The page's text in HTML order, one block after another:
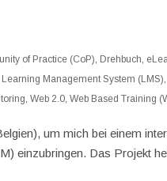
of Practice (CoP), Drehbuch,
Learning Management System (LMS),
,Web 2.0,Web Based Training
um mich bei einem
einzubringen. Das Projekt